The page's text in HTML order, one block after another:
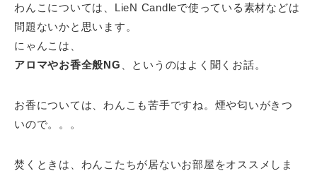
わんこについては、LieN Candleで使っている素材などは
問題ないかと思います。
にゃんこは、
アロマやお香全般NG 、というのはよく聞くお話。
お香については、わんこも苦手ですね。煙や匂いがきつ
いので。。。
焚くときは、わんこたちが居ないお部屋をオススメしま